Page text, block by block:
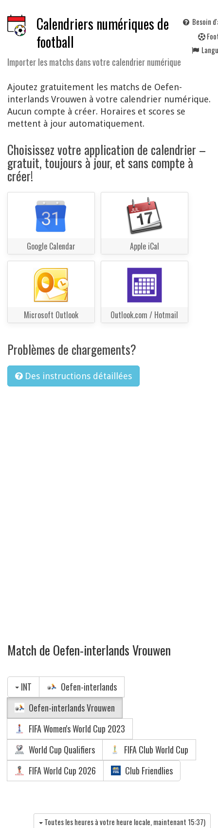
Calendriers numériques de
football
Importer les matchs dans votre calendrier numérique
Besoin
F
Ajoutez gratuitement les matchs de Oefen-
interlands Vrouwen à votre calendrier numérique.
Aucun compte à créer. Horaires et scores se
mettent à jour automatiquement.
Choisissez votre application de calendrier –
gratuit, toujours à jour, et sans compte à
créer!
Google Calendar Apple iCal
Microsoft Outlook Outlook.com / Hotmail
Problèmes de chargements?
Des instructions détaillées
Match de Oefen-interlands Vrouwen
INT
Oefen-interlands
Oefen-interlands Vrouwen
FIFA Women's World Cup 2023
World Cup Qualifiers
FIFA Club World Cup
FIFA World Cup 2026
Club Friendlies
Toutes les heures à votre heure locale, maintenant 15:37)